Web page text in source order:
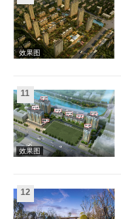
效果图
效果图
11
12